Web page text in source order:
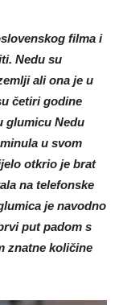
filma i
Nedu su
ali ona je u
četiri godine
glumicu Nedu
u svom
otkrio je brat
na telefonske
je navodno
put padom s
znatne količine